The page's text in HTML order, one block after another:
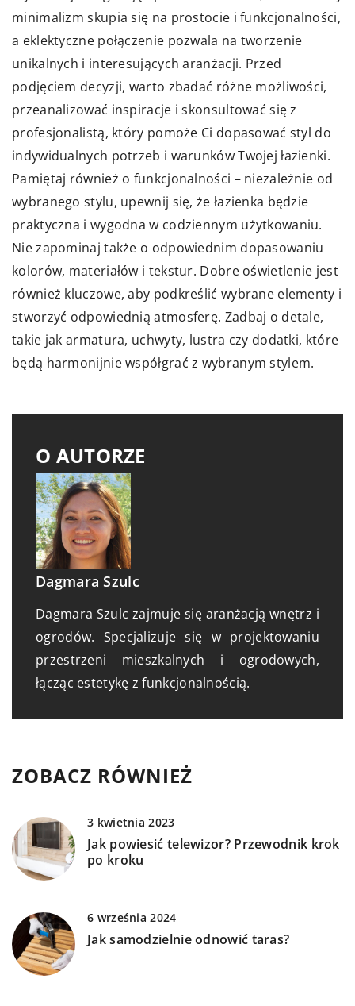
minimalizm skupia się na prostocie i funkcjonalności,
a eklektyczne połączenie pozwala na tworzenie
unikalnych i interesujących aranżacji. Przed
podjęciem decyzji, warto zbadać różne możliwości,
przeanalizować inspiracje i skonsultować się z
profesjonalistą, który pomoże Ci dopasować styl do
indywidualnych potrzeb i warunków Twojej łazienki.
Pamiętaj również o funkcjonalności – niezależnie od
wybranego stylu, upewnij się, że łazienka będzie
praktyczna i wygodna w codziennym użytkowaniu.
Nie zapominaj także o odpowiednim dopasowaniu
kolorów, materiałów i tekstur. Dobre oświetlenie jest
również kluczowe, aby podkreślić wybrane elementy i
stworzyć odpowiednią atmosferę. Zadbaj o detale,
takie jak armatura, uchwyty, lustra czy dodatki, które
będą harmonijnie współgrać z wybranym stylem.
O AUTORZE
Dagmara Szulc
Dagmara Szulc zajmuje się aranżacją wnętrz i
ogrodów. Specjalizuje się w projektowaniu
przestrzeni mieszkalnych i ogrodowych,
łącząc estetykę z funkcjonalnością.
ZOBACZ RÓWNIEŻ
3 kwietnia 2023
Jak powiesić telewizor? Przewodnik krok
po kroku
6 września 2024
Jak samodzielnie odnowić taras?